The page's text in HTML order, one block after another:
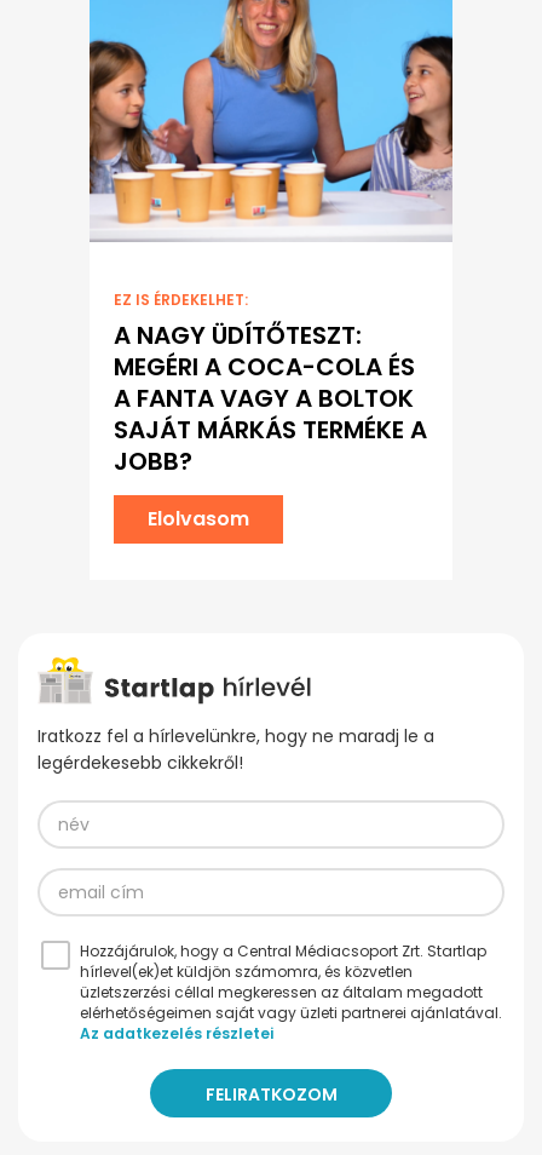
EZ IS ÉRDEKELHET:
A NAGY ÜDÍTŐTESZT:
MEGÉRI A COCA-COLA ÉS
A FANTA VAGY A BOLTOK
SAJÁT MÁRKÁS TERMÉKE A
JOBB?
Elolvasom
Iratkozz fel a hírlevelünkre, hogy ne maradj le a
legérdekesebb cikkekről!
Hozzájárulok, hogy a Central Médiacsoport Zrt. Startlap
hírlevel(ek)et küldjön számomra, és közvetlen
üzletszerzési céllal megkeressen az általam megadott
elérhetőségeimen saját vagy üzleti partnerei ajánlatával.
Az adatkezelés részletei